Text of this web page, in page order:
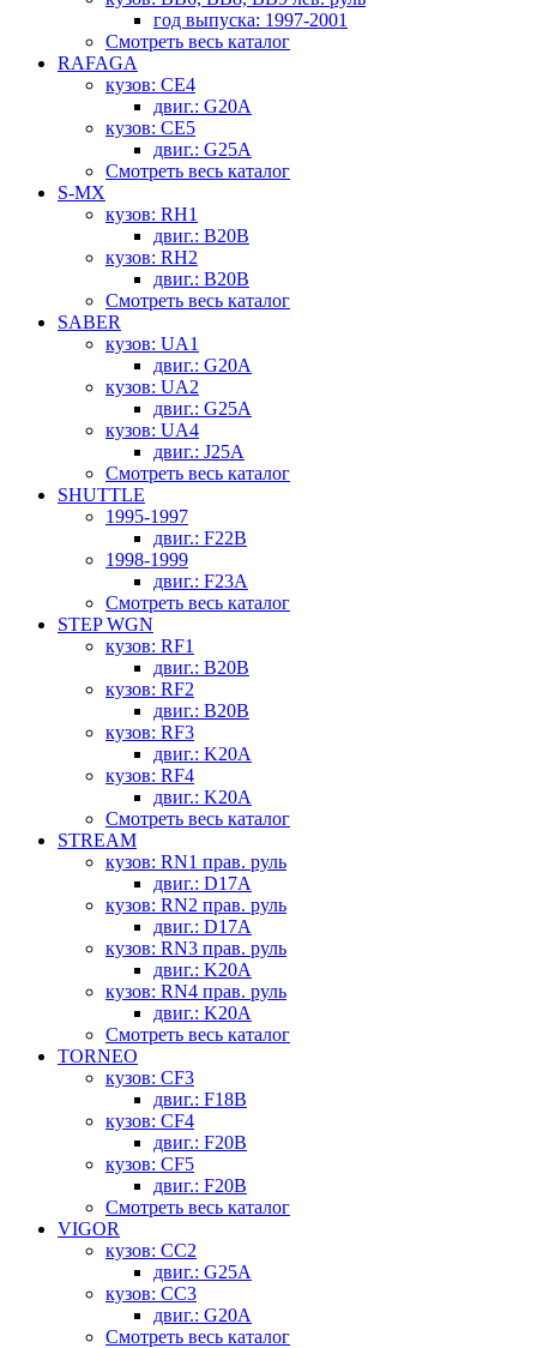
год выпуска: 1997-2001
Смотреть весь каталог
RAFAGA
кузов: CE4
двиг.: G20A
кузов: CE5
двиг.: G25A
Смотреть весь каталог
S-MX
кузов: RH1
двиг.: B20B
кузов: RH2
двиг.: B20B
Смотреть весь каталог
SABER
кузов: UA1
двиг.: G20A
кузов: UA2
двиг.: G25A
кузов: UA4
двиг.: J25A
Смотреть весь каталог
SHUTTLE
1995-1997
двиг.: F22B
1998-1999
двиг.: F23A
Смотреть весь каталог
STEP WGN
кузов: RF1
двиг.: B20B
кузов: RF2
двиг.: B20B
кузов: RF3
двиг.: K20A
кузов: RF4
двиг.: K20A
Смотреть весь каталог
STREAM
кузов: RN1 прав. руль
двиг.: D17A
кузов: RN2 прав. руль
двиг.: D17A
кузов: RN3 прав. руль
двиг.: K20A
кузов: RN4 прав. руль
двиг.: K20A
Смотреть весь каталог
TORNEO
кузов: CF3
двиг.: F18B
кузов: CF4
двиг.: F20B
кузов: CF5
двиг.: F20B
Смотреть весь каталог
VIGOR
кузов: CC2
двиг.: G25A
кузов: CC3
двиг.: G20A
Смотреть весь каталог